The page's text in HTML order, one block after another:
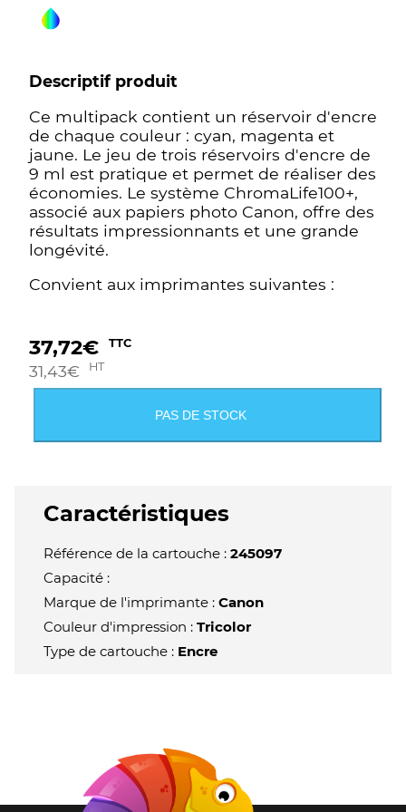
Descriptif produit
Ce multipack contient un réservoir d'encre
de chaque couleur : cyan, magenta et
jaune. Le jeu de trois réservoirs d'encre de
9 ml est pratique et permet de réaliser des
économies. Le système ChromaLife100+,
associé aux papiers photo Canon, offre des
résultats impressionnants et une grande
longévité.
Convient aux imprimantes suivantes :
37,72€ TTC
31,43€ HT
PAS DE STOCK
Caractéristiques
Référence de la cartouche : 245097
Capacité :
Marque de l'imprimante : Canon
Couleur d'impression : Tricolor
Type de cartouche : Encre